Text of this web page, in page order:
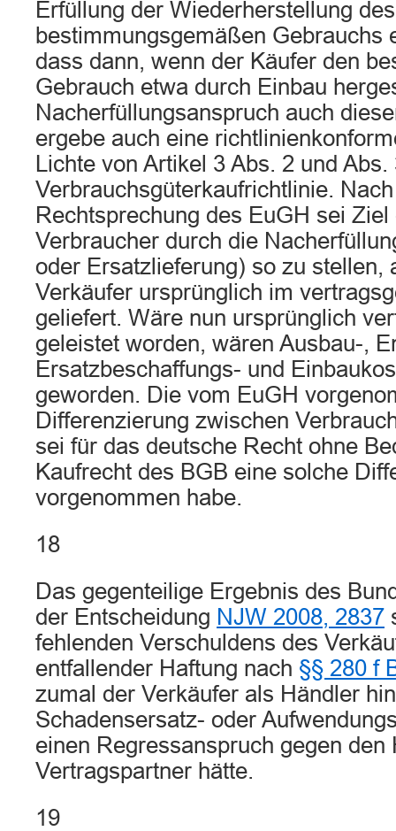
Erfüllung der Wiederherstellung des
bestimmungsgemäßen Gebrauchs
dass dann, wenn der Käufer den
Gebrauch etwa durch Einbau
Nacherfüllungsanspruch auch
ergebe auch eine
Lichte von Artikel 3 Abs. 2 und
Verbrauchsgüterkaufrichtlinie.
Rechtsprechung des EuGH sei
Verbraucher durch die
oder Ersatzlieferung) so zu stellen,
Verkäufer ursprünglich im
geliefert. Wäre nun ursprünglich
geleistet worden, wären Ausbau-,
Ersatzbeschaffungs- und
geworden. Die vom EuGH
Differenzierung zwischen
sei für das deutsche Recht ohne
Kaufrecht des BGB eine solche
vorgenommen habe.
18
Das gegenteilige Ergebnis des
der Entscheidung NJW 2008, 2837
fehlenden Verschuldens des
entfallender Haftung nach §§ 280 f
zumal der Verkäufer als Händler
Schadensersatz- oder
einen Regressanspruch gegen den
Vertragspartner hätte.
19